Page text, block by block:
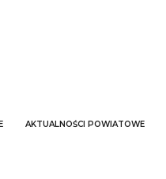
AKTUALNOŚCI POWIATOWE